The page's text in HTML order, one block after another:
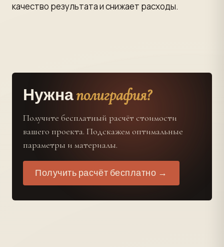
качество результата и снижает расходы.
Нужнаполиграфия?
Получите бесплатный расчёт стоимости
вашего проекта. Подскажем оптимальные
параметры и материалы.
Получить расчёт бесплатно →